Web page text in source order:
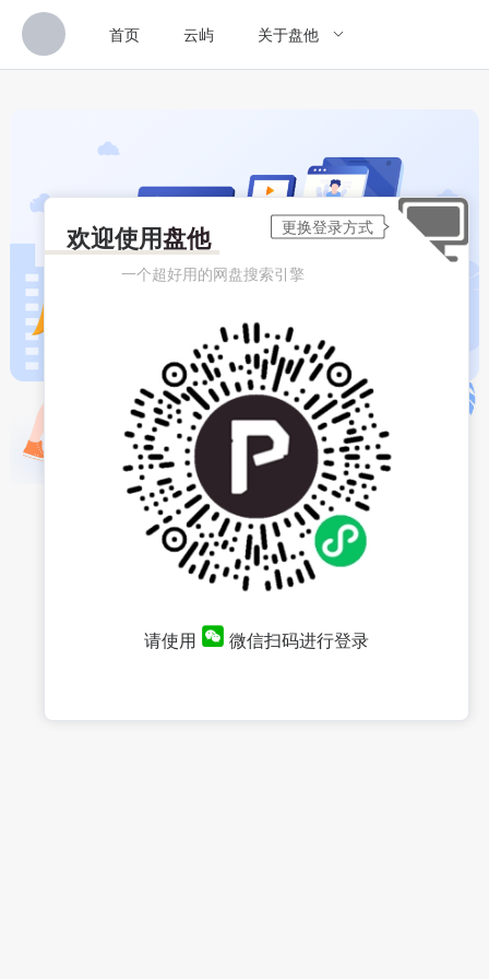
首页 云屿 关于盘他
欢迎使用盘他
一个超好用的网盘搜索引擎
请使用 微信扫码进行登录